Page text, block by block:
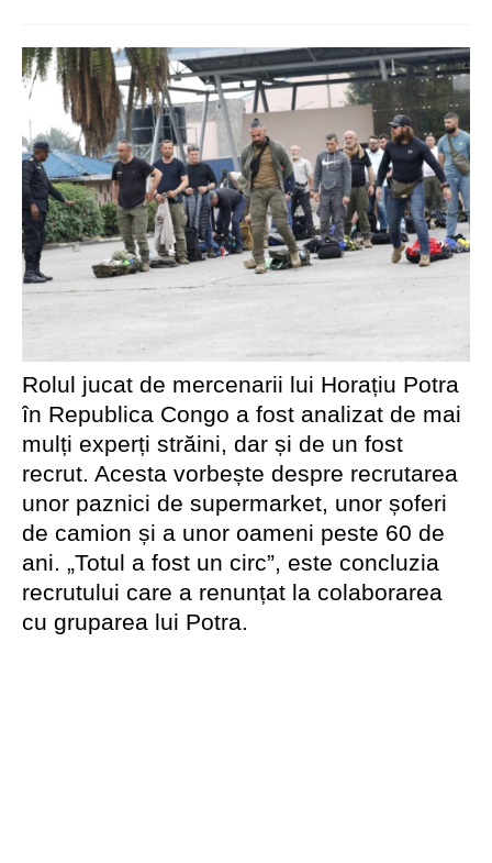
Rolul jucat de mercenarii lui Horațiu Potra
în Republica Congo a fost analizat de mai
mulți experți străini, dar și de un fost
recrut. Acesta vorbește despre recrutarea
unor paznici de supermarket, unor șoferi
de camion și a unor oameni peste 60 de
ani. „Totul a fost un circ”, este concluzia
recrutului care a renunțat la colaborarea
cu gruparea lui Potra.